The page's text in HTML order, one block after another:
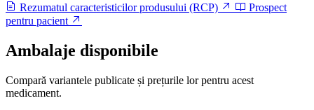
Rezumatul caracteristicilor produsului (RCP)
Prospect
pentru pacient
Ambalaje disponibile
Compară variantele publicate și prețurile lor pentru acest
medicament.